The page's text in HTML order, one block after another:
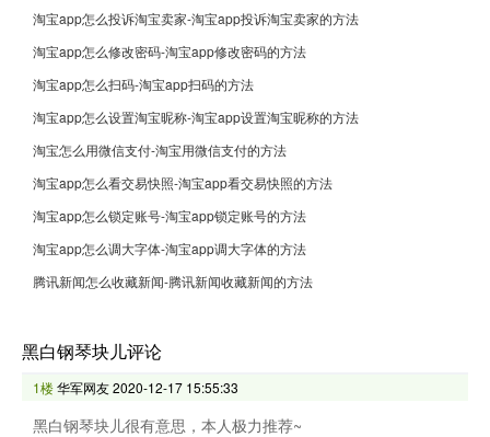
淘宝app怎么投诉淘宝卖家-淘宝app投诉淘宝卖家的方法
淘宝app怎么修改密码-淘宝app修改密码的方法
淘宝app怎么扫码-淘宝app扫码的方法
淘宝app怎么设置淘宝昵称-淘宝app设置淘宝昵称的方法
淘宝怎么用微信支付-淘宝用微信支付的方法
淘宝app怎么看交易快照-淘宝app看交易快照的方法
淘宝app怎么锁定账号-淘宝app锁定账号的方法
淘宝app怎么调大字体-淘宝app调大字体的方法
腾讯新闻怎么收藏新闻-腾讯新闻收藏新闻的方法
黑白钢琴块儿评论
1楼华军网友2020-12-17 15:55:33
黑白钢琴块儿很有意思，本人极力推荐~